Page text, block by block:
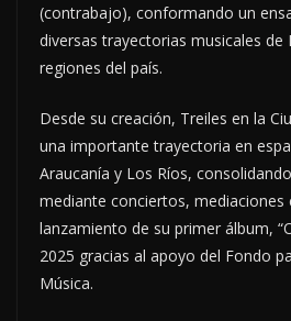
(contrabajo), conformando un
diversas trayectorias musicales de
regiones del país.
Desde su creación, Treiles en la
una importante trayectoria en
Araucanía y Los Ríos,
mediante conciertos, mediaciones
lanzamiento de su primer álbum,
2025 gracias al apoyo del Fondo
Música.